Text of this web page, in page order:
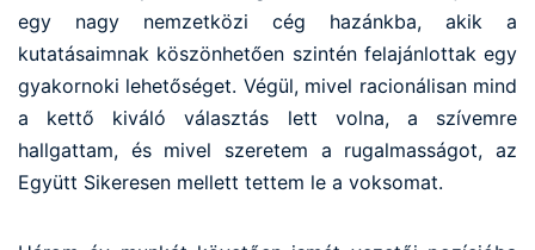
egy nagy nemzetközi cég hazánkba, akik a
kutatásaimnak köszönhetően szintén felajánlottak egy
gyakornoki lehetőséget. Végül, mivel racionálisan mind
a kettő kiváló választás lett volna, a szívemre
hallgattam, és mivel szeretem a rugalmasságot, az
Együtt Sikeresen mellett tettem le a voksomat.